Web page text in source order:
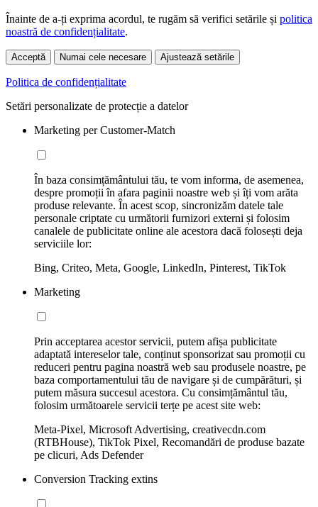
Înainte de a-ți exprima acordul, te rugăm să verifici setările și politica
noastră de confidențialitate.
Acceptă Numai cele necesare Ajustează setările
Politica de confidențialitate
Setări personalizate de protecție a datelor
Marketing per Customer-Match
În baza consimțământului tău, te vom informa, de asemenea,
despre promoții în afara paginii noastre web și îți vom arăta
produse relevante. În acest scop, sincronizăm datele tale
personale criptate cu următorii furnizori externi și folosim
canalele de publicitate online ale acestora dacă folosești deja
serviciile lor:
Bing, Criteo, Meta, Google, LinkedIn, Pinterest, TikTok
Marketing
Prin acceptarea acestor servicii, putem afișa publicitate
adaptată intereselor tale, conținut sponsorizat sau promoții cu
reduceri pentru pagina noastră web sau produsele noastre, pe
baza comportamentului tău de navigare și de cumpărături, și
putem măsura succesul acestora. Cu consimțământul tău,
folosim următoarele servicii terțe pe acest site web:
Meta-Pixel, Microsoft Advertising, creativecdn.com
(RTBHouse), TikTok Pixel, Recomandări de produse bazate
pe clicuri, Ads Defender
Conversion Tracking extins